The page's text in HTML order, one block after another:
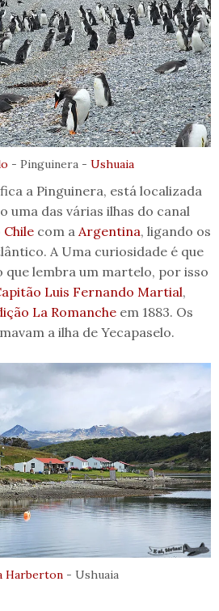
- Pinguinera - Ushuaia
a Pinguinera, está localizada
uma das várias ilhas do canal
Chile com a Argentina, ligando os
A Uma curiosidade é que
lembra um martelo, por isso
Luis Fernando Martial,
La Romanche em 1883. Os
a ilha de Yecapaselo.
Harberton- Ushuaia